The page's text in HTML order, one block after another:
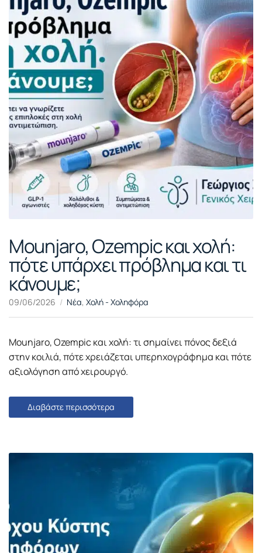
Mounjaro, Ozempic και χολή:
πότε υπάρχει πρόβλημα και τι
κάνουμε;
09/06/2026 Νέα, Χολή - Χοληφόρα
Mounjaro, Ozempic και χολή: τι σημαίνει πόνος δεξιά
στην κοιλιά, πότε χρειάζεται υπερηχογράφημα και πότε
αξιολόγηση από χειρουργό.
Διαβάστε περισσότερα